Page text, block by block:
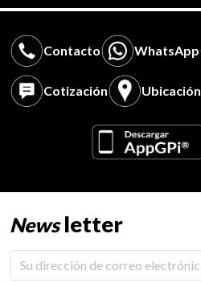
Contacto WhatsApp
Cotización Ubicación
Newsletter